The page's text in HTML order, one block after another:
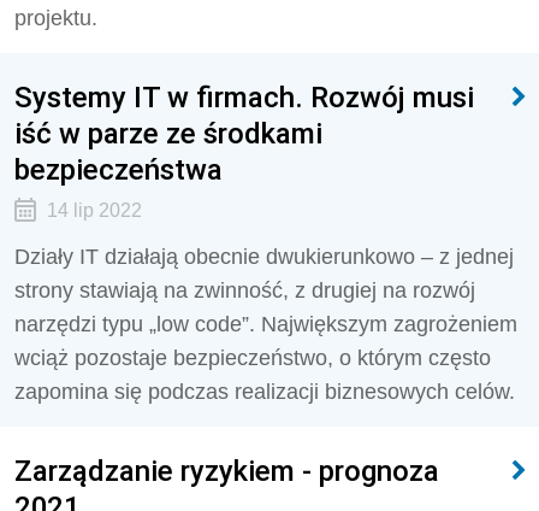
projektu.
Systemy IT w firmach. Rozwój musi
iść w parze ze środkami
bezpieczeństwa
14 lip 2022
Działy IT działają obecnie dwukierunkowo – z jednej
strony stawiają na zwinność, z drugiej na rozwój
narzędzi typu „low code”. Największym zagrożeniem
wciąż pozostaje bezpieczeństwo, o którym często
zapomina się podczas realizacji biznesowych celów.
Zarządzanie ryzykiem - prognoza